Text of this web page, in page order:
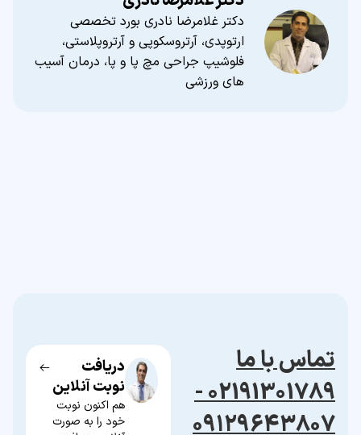
دکتر غلامرضا نادری بورد تخصصی
ارتوپدی، آرتروسکوپی و آرتروپلاستی،
فلوشیپ جراحی مچ پا و پا، درمان آسیب
های ورزشی
تماس با ما
02191301789 -
۰۹۱۲۹۶۴۳۸۰۷
دریافت
نوبت آنلاین
هم اکنون نوبت
خود را به صورت